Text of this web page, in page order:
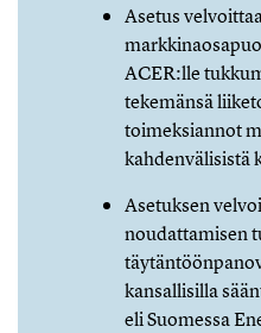
Asetus
ACER:lle
tekemänsä
toimeksiannot
kahdenvälisistä
Asetuksen
noudattamisen
kansallisilla
eli Suomessa